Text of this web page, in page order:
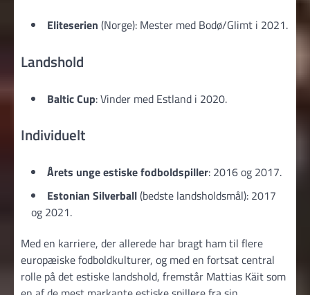
Eliteserien (Norge): Mester med Bodø/Glimt i 2021.
Landshold
Baltic Cup: Vinder med Estland i 2020.
Individuelt
Årets unge estiske fodboldspiller: 2016 og 2017.
Estonian Silverball(bedste landsholdsmål): 2017
og 2021.
Med en karriere, der allerede har bragt ham til flere
europæiske fodboldkulturer, og med en fortsat central
rolle på det estiske landshold, fremstår Mattias Käit som